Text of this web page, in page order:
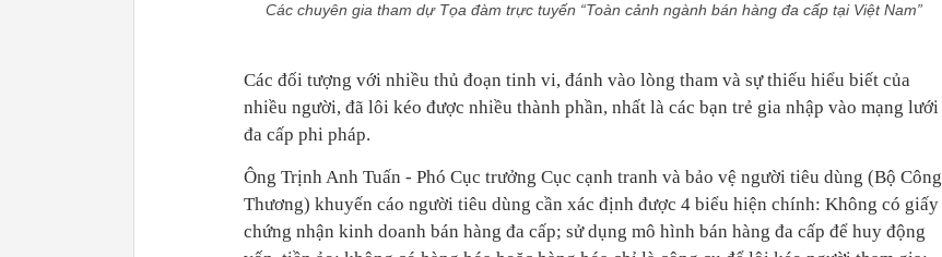
Các chuyên gia tham dự Tọa đàm trực tuyến “Toàn cảnh ngành bán hàng đa cấp tại Việt Nam”
Các đối tượng với nhiều thủ đoạn tinh vi, đánh vào lòng tham và sự thiếu hiểu biết của
nhiều người, đã lôi kéo được nhiều thành phần, nhất là các bạn trẻ gia nhập vào mạng lưới
đa cấp phi pháp.
Ông Trịnh Anh Tuấn - Phó Cục trưởng Cục cạnh tranh và bảo vệ người tiêu dùng (Bộ Công
Thương) khuyến cáo người tiêu dùng cần xác định được 4 biểu hiện chính: Không có giấy
chứng nhận kinh doanh bán hàng đa cấp; sử dụng mô hình bán hàng đa cấp để huy động